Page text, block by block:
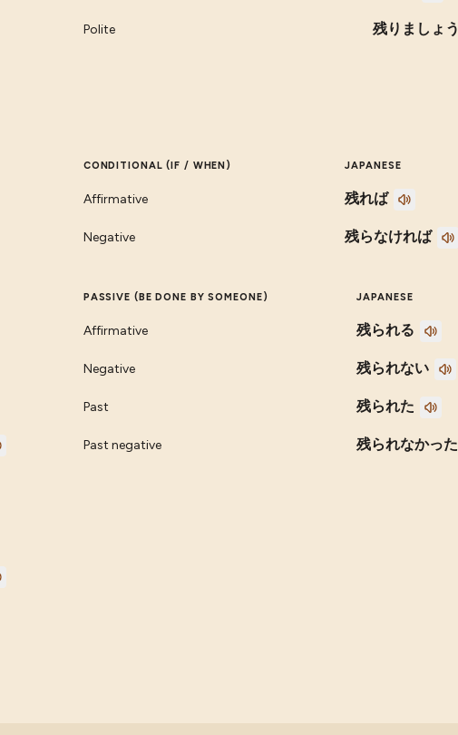
Polite 残りましょう
CONDITIONAL (IF / WHEN) JAPANESE
Affirmative 残れば
Negative 残らなければ
PASSIVE (BE DONE BY SOMEONE) JAPANESE
Affirmative 残られる
Negative 残られない
Past 残られた
Past negative 残られなかった